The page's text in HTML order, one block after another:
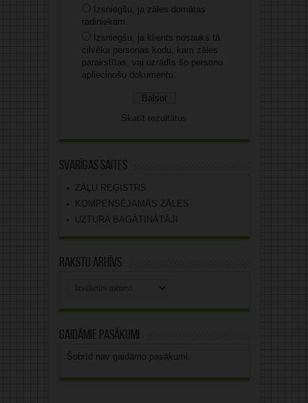
Izsniegšu, ja zāles domātas
radiniekam.
Izsniegšu, ja klients nosauks tā
cilvēka personas kodu, kam zāles
parakstītas, vai uzrādīs šo personu
apliecinošu dokumentu.
Skatīt rezultātus
Svarīgas saites
ZĀĻU REĢISTRS
KOMPENSĒJAMĀS ZĀLES
UZTURA BAGĀTINĀTĀJI
Rakstu arhīvs
Gaidāmie pasākumi
Šobrīd nav gaidāmo pasākumi.